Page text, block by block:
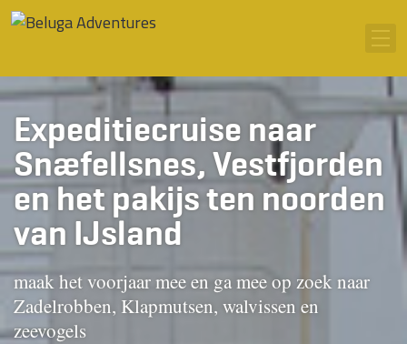
Ga naar inhoud
Expeditiecruise naar
Snæfellsnes, Vestfjorden
en het pakijs ten noorden
van IJsland
maak het voorjaar mee en ga mee op zoek naar
Zadelrobben, Klapmutsen, walvissen en
zeevogels